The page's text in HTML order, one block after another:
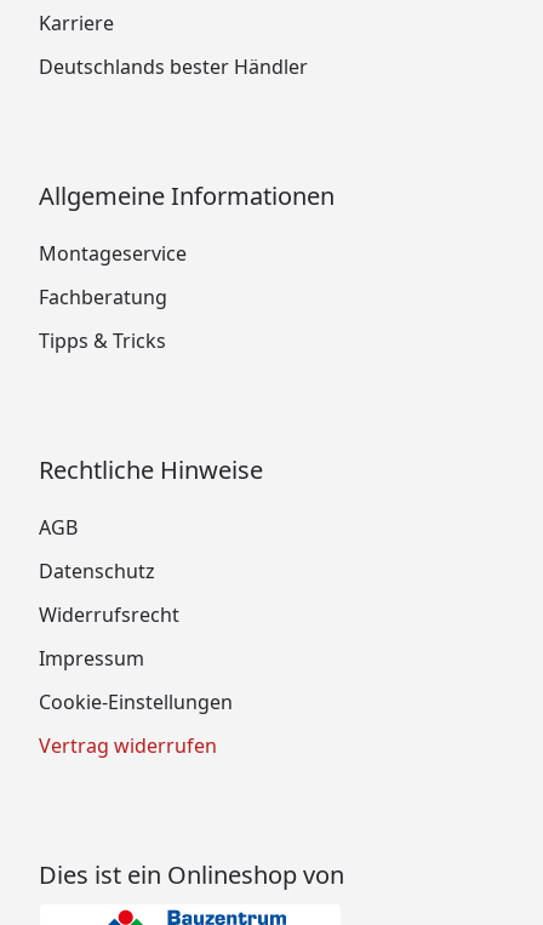
Karriere
Deutschlands bester Händler
Allgemeine Informationen
Montageservice
Fachberatung
Tipps & Tricks
Rechtliche Hinweise
AGB
Datenschutz
Widerrufsrecht
Impressum
Cookie-Einstellungen
Vertrag widerrufen
Dies ist ein Onlineshop von